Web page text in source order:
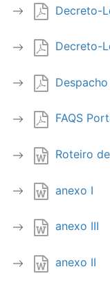
Decreto-
Decreto-
FAQS
Roteiro
anexo I
anexo III
anexo II